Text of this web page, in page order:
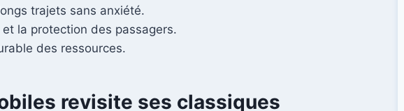
trajets sans anxiété.
la protection des passagers.
des ressources.
revisite ses classiques